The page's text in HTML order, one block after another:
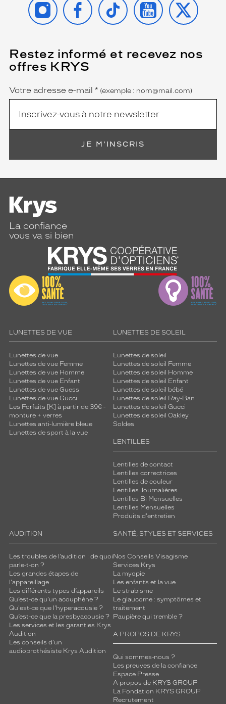
Restez informé et recevez nos
offres KRYS
Name
Votre adresse e-mail *
(Ce
champ
est
obligatoire)
(exemple : nom@mail.com)
JE M'INSCRIS
La confiance
vous va si bien
LUNETTES DE VUE
Lunettes de vue
Lunettes de vue Femme
Lunettes de vue Homme
Lunettes de vue Enfant
Lunettes de vue Guess
Lunettes de vue Gucci
Les Forfaits [K] à partir de 39€ -
monture + verres
Lunettes anti-lumière bleue
Lunettes de sport à la vue
LUNETTES DE SOLEIL
Lunettes de soleil
Lunettes de soleil Femme
Lunettes de soleil Homme
Lunettes de soleil Enfant
Lunettes de soleil bébé
Lunettes de soleil Ray-Ban
Lunettes de soleil Gucci
Lunettes de soleil Oakley
Soldes
LENTILLES
Lentilles de contact
Lentilles correctrices
Lentilles de couleur
Lentilles Journalières
Lentilles Bi Mensuelles
Lentilles Mensuelles
Produits d'entretien
AUDITION
Les troubles de l’audition : de quoi
parle-t-on ?
Les grandes étapes de
l'appareillage
Les différents types d’appareils
Qu’est-ce qu'un acouphène ?
Qu'est-ce que l'hyperacousie ?
Qu’est-ce que la presbyacousie ?
Les services et les garanties Krys
Audition
Les conseils d'un
audioprothésiste Krys Audition
SANTÉ, STYLES ET SERVICES
Nos Conseils Visagisme
Services Krys
La myopie
Les enfants et la vue
Le strabisme
Le glaucome : symptômes et
traitement
Paupière qui tremble ?
A PROPOS DE KRYS
Qui sommes-nous ?
Les preuves de la confiance
Espace Presse
A propos de KRYS GROUP
La Fondation KRYS GROUP
Recrutement